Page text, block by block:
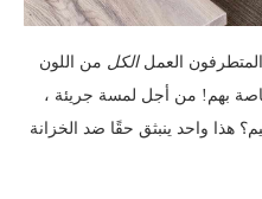
العملالكل من اللون
بهم! من أجل لمسة جريئة ،
هذا واحد ينبثق حقًا ضد الخزانة